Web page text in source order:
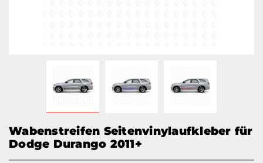
Wabenstreifen Seitenvinylaufkleber für
Dodge Durango 2011+